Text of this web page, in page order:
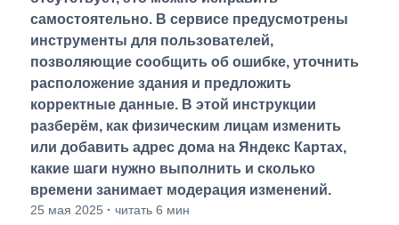
самостоятельно. В сервисе предусмотрены
инструменты для пользователей,
позволяющие сообщить об ошибке, уточнить
расположение здания и предложить
корректные данные. В этой инструкции
разберём, как физическим лицам изменить
или добавить адрес дома на Яндекс Картах,
какие шаги нужно выполнить и сколько
времени занимает модерация изменений.
25 мая 2025 · читать 6 мин